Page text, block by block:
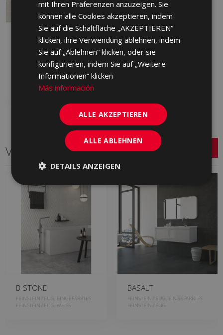
ARDESIA AVORIO 90 X
JLN670 | 90x90
Zu Favoriten
hinzufügen
Verwandte Serien
B-STONE
FEINSTEINZEUG, EINGEFÄRBTES
FEINSTEINZEUG, WEISS
BASALT
FEINSTEINZEUG, EINGEFÄRBTES
FEINSTEINZEUG
mit Ihren Präferenzen anzuzeigen. Sie
können alle Cookies akzeptieren, indem
Sie auf die Schaltfläche „AKZEPTIEREN“
klicken, ihre Verwendung ablehnen, indem
Sie auf „Ablehnen“ klicken, oder sie
konfigurieren, indem Sie auf „Weitere
Informationen“ klicken
Más información
ALLE AKZEPTIEREN
ALLE ABLEHNEN
DETAILS ANZEIGEN